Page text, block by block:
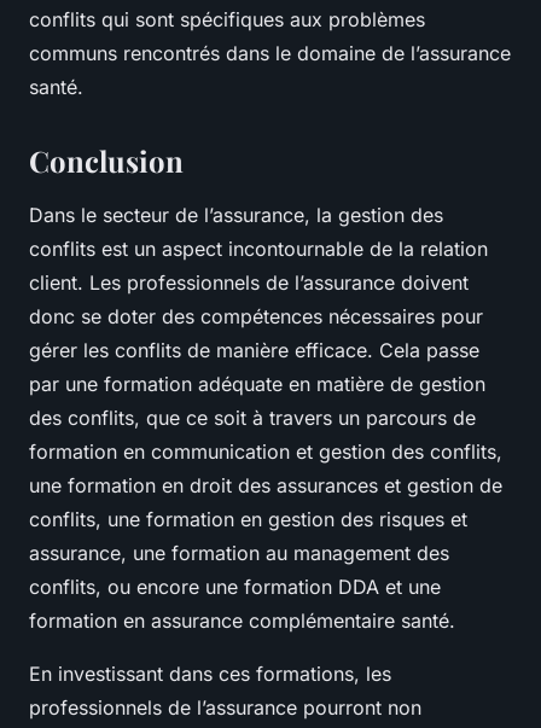
conflits qui sont spécifiques aux problèmes
communs rencontrés dans le domaine de l’assurance
santé.
Conclusion
Dans le secteur de l’assurance, la gestion des
conflits est un aspect incontournable de la relation
client. Les professionnels de l’assurance doivent
donc se doter des compétences nécessaires pour
gérer les conflits de manière efficace. Cela passe
par une formation adéquate en matière de gestion
des conflits, que ce soit à travers un parcours de
formation en communication et gestion des conflits,
une formation en droit des assurances et gestion de
conflits, une formation en gestion des risques et
assurance, une formation au management des
conflits, ou encore une formation DDA et une
formation en assurance complémentaire santé.
En investissant dans ces formations, les
professionnels de l’assurance pourront non